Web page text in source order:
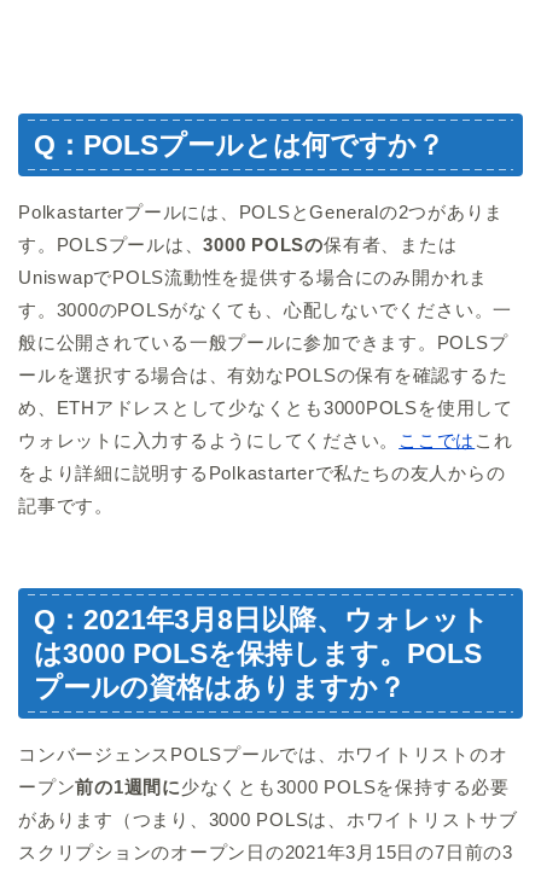
Q：POLSプールとは何ですか？
Polkastarterプールには、POLSとGeneralの2つがありま
す。POLSプールは、3000 POLSの保有者、または
UniswapでPOLS流動性を提供する場合にのみ開かれま
す。3000のPOLSがなくても、心配しないでください。一
般に公開されている一般プールに参加できます。POLSプ
ールを選択する場合は、有効なPOLSの保有を確認するた
め、ETHアドレスとして少なくとも3000POLSを使用して
ウォレットに入力するようにしてください。
ここでは これ
をより詳細に説明するPolkastarterで私たちの友人からの
記事です。
Q：2021年3月8日以降、ウォレット
は3000 POLSを保持します。POLS
プールの資格はありますか？
コンバージェンスPOLSプールでは、ホワイトリストのオ
ープン前の1週間に少なくとも3000 POLSを保持する必要
があります（つまり、3000 POLSは、ホワイトリストサブ
スクリプションのオープン日の2021年3月15日の7日前の3